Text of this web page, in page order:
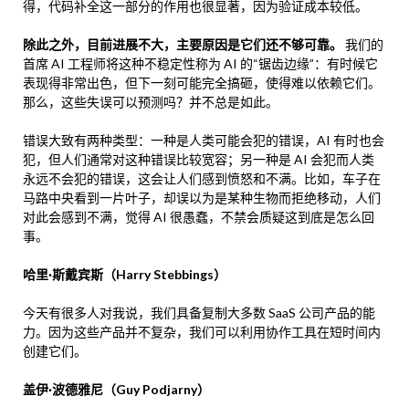
得，代码补全这一部分的作用也很显著，因为验证成本较低。
除此之外，目前进展不大，主要原因是它们还不够可靠。
我们的
首席 AI 工程师将这种不稳定性称为 AI 的“锯齿边缘”：有时候它
表现得非常出色，但下一刻可能完全搞砸，使得难以依赖它们。
那么，这些失误可以预测吗？并不总是如此。
错误大致有两种类型：一种是人类可能会犯的错误，AI 有时也会
犯，但人们通常对这种错误比较宽容；另一种是 AI 会犯而人类
永远不会犯的错误，这会让人们感到愤怒和不满。比如，车子在
马路中央看到一片叶子，却误以为是某种生物而拒绝移动，人们
对此会感到不满，觉得 AI 很愚蠢，不禁会质疑这到底是怎么回
事。
哈里·斯戴宾斯（Harry Stebbings）
今天有很多人对我说，我们具备复制大多数 SaaS 公司产品的能
力。因为这些产品并不复杂，我们可以利用协作工具在短时间内
创建它们。
盖伊·波德雅尼（Guy Podjarny）